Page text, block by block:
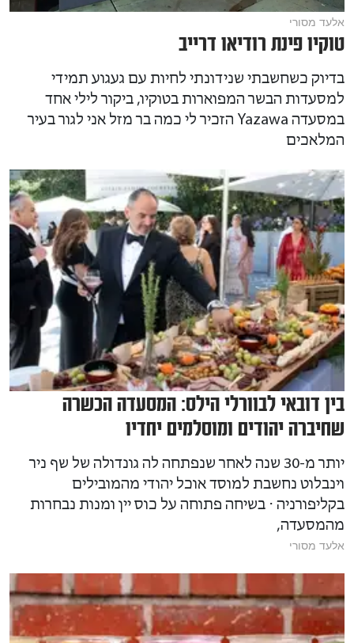
אלעד מסורי
טוקיו פינת רודיאו דרייב
בדיוק כשחשבתי שנידונתי לחיות עם געגוע תמידי
למסעדות הבשר המפוארות בטוקיו, ביקור לילי אחד
במסעדה Yazawa הזכיר לי כמה בר מזל אני לגור בעיר
המלאכים
בין דובאי לבוורלי הילס: המסעדה הכשרה
שחיברה יהודים ומוסלמים יחדיו
יותר מ-30 שנה לאחר שנפתחה לה גונדולה של שף ניר
וינבלוט נחשבת למוסד אוכל יהודי מהמובילים
בקליפורניה ⋅ בשיחה פתוחה על כוס יין ומנות נבחרות
מהמסעדה,
אלעד מסורי